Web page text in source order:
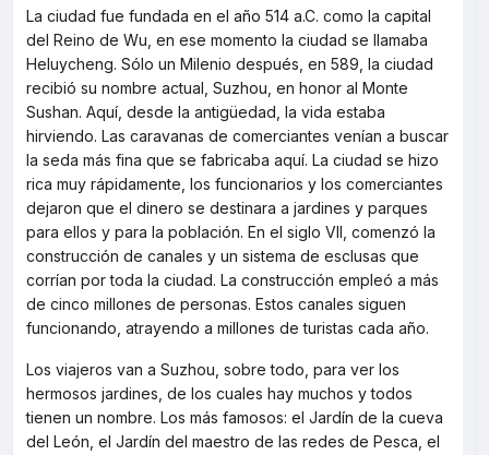
La ciudad fue fundada en el año 514 a.C. como la capital
del Reino de Wu, en ese momento la ciudad se llamaba
Heluycheng. Sólo un Milenio después, en 589, la ciudad
recibió su nombre actual, Suzhou, en honor al Monte
Sushan. Aquí, desde la antigüedad, la vida estaba
hirviendo. Las caravanas de comerciantes venían a buscar
la seda más fina que se fabricaba aquí. La ciudad se hizo
rica muy rápidamente, los funcionarios y los comerciantes
dejaron que el dinero se destinara a jardines y parques
para ellos y para la población. En el siglo VII, comenzó la
construcción de canales y un sistema de esclusas que
corrían por toda la ciudad. La construcción empleó a más
de cinco millones de personas. Estos canales siguen
funcionando, atrayendo a millones de turistas cada año.
Los viajeros van a Suzhou, sobre todo, para ver los
hermosos jardines, de los cuales hay muchos y todos
tienen un nombre. Los más famosos: el Jardín de la cueva
del León, el Jardín del maestro de las redes de Pesca, el